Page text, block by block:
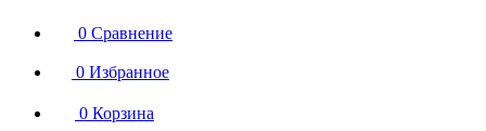
0 Сравнение
0 Избранное
0 Корзина